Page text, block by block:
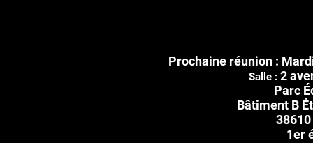
Prochaine réunion :
Salle : 2
Parc
Bâtiment B
1er